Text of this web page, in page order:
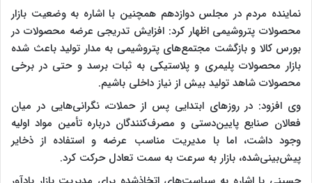
نماینده مردم در مجلس دوازدهم همچنین با اشاره به وضعیت بازار
محصولات پتروشیمی اظهار کرد: افزایش تدریجی عرضه محصولات در
بورس کالا و بازگشت مجتمع‌های پتروشیمی به مدار تولید باعث شده
بازار محصولات پلیمری و پلاستیکی به ثبات برسد و حتی در برخی
محصولات شاهد تولید بیش از نیاز داخلی باشیم.
وی افزود: در روزهای ابتدایی پس از حملات، نگرانی‌هایی در میان
فعالان صنایع پایین‌دستی و مصرف‌کنندگان درباره تأمین مواد اولیه
وجود داشت، اما با مدیریت مناسب عرضه و استفاده از ذخایر
پیش‌بینی‌شده، بازار به سرعت به سمت تعادل حرکت کرد.